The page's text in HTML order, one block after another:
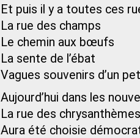
Et puis il y a toutes ces
La rue des champs
Le chemin aux bœufs
La sente de l’ébat
Vagues souvenirs d’un
Aujourd’hui dans les
La rue des chrysanthèmes
Aura été choisie